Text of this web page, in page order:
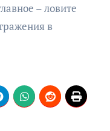
– ловите
в